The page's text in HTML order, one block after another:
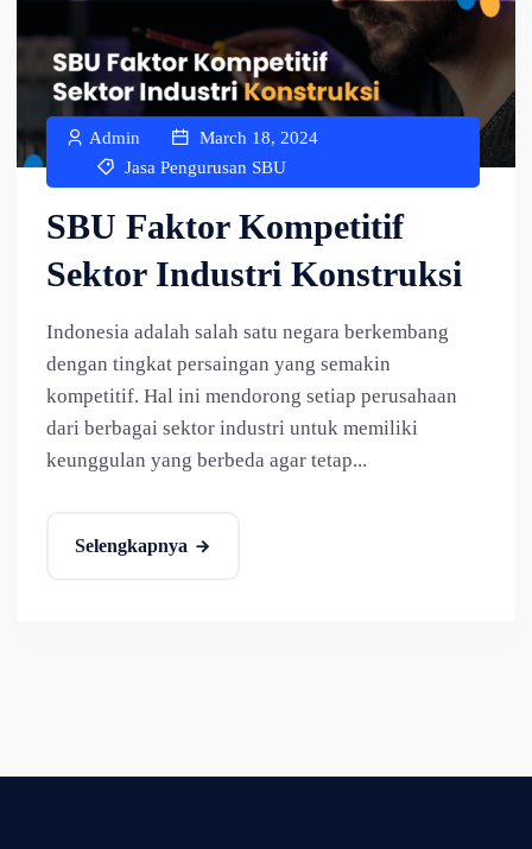
Admin
March 18, 2024
Jasa Pengurusan SBU
SBU Faktor Kompetitif
Sektor Industri Konstruksi
Indonesia adalah salah satu negara berkembang
dengan tingkat persaingan yang semakin
kompetitif. Hal ini mendorong setiap perusahaan
dari berbagai sektor industri untuk memiliki
keunggulan yang berbeda agar tetap...
Selengkapnya